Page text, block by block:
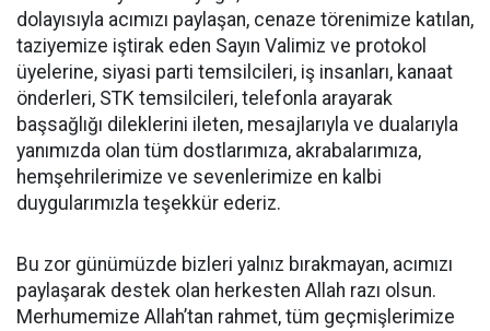
dolayısıyla acımızı paylaşan, cenaze törenimize katılan,
taziyemize iştirak eden Sayın Valimiz ve protokol
üyelerine, siyasi parti temsilcileri, iş insanları, kanaat
önderleri, STK temsilcileri, telefonla arayarak
başsağlığı dileklerini ileten, mesajlarıyla ve dualarıyla
yanımızda olan tüm dostlarımıza, akrabalarımıza,
hemşehrilerimize ve sevenlerimize en kalbi
duygularımızla teşekkür ederiz.
Bu zor günümüzde bizleri yalnız bırakmayan, acımızı
paylaşarak destek olan herkesten Allah razı olsun.
Merhumemize Allah’tan rahmet, tüm geçmişlerimize